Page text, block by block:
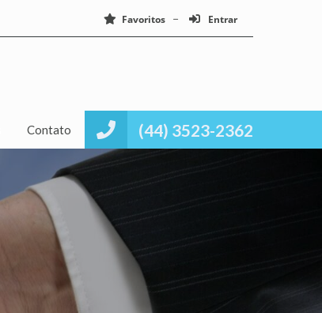
Favoritos Entrar
(44) 3523-2362
Contato